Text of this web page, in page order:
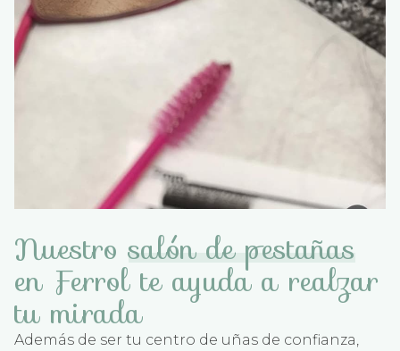
Nuestrosalón de pestañas
en Ferrol te ayuda a realzar
tu mirada
Además de ser tu centro de uñas de confianza,